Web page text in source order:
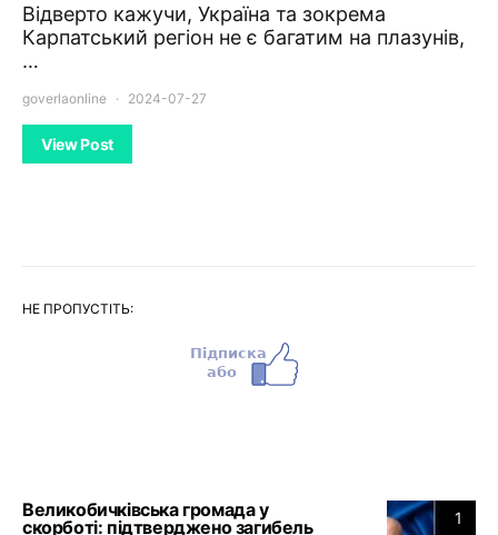
Відверто кажучи, Україна та зокрема
Карпатський регіон не є багатим на плазунів,
…
goverlaonline 2024-07-27
View Post
НЕ ПРОПУСТІТЬ:
1
Великобичківська громада у
скорботі: підтверджено загибель